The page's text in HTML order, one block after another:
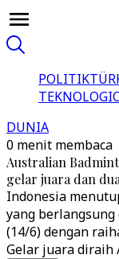
POLITIK
TEKNOLOGI
DUNIA
0 menit membaca
Australian
gelar juara dan
Indonesia
yang berlangsung
(14/6) dengan
Gelar juara diraih